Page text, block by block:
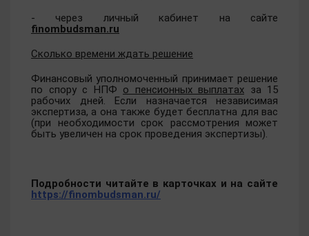
- через личный кабинет на сайте
finombudsman.ru
Сколько времени ждать решение
Финансовый уполномоченный принимает решение
по спору с НПФ о пенсионных выплатах за 15
рабочих дней. Если назначается независимая
экспертиза, а она также будет бесплатна для вас
(при необходимости срок рассмотрения может
быть увеличен на срок проведения экспертизы).
Подробности читайте в карточках и на сайте
https://finombudsman.ru/